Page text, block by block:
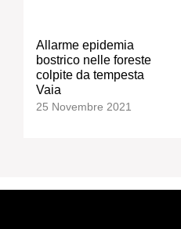
Allarme epidemia
bostrico nelle foreste
colpite da tempesta
Vaia
25 Novembre 2021